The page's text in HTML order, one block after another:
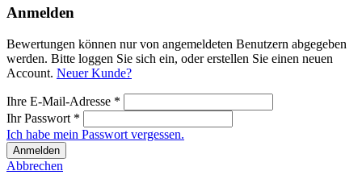
Anmelden
Bewertungen können nur von angemeldeten Benutzern abgegeben
werden. Bitte loggen Sie sich ein, oder erstellen Sie einen neuen
Account. Neuer Kunde?
Ihre E-Mail-Adresse *
Ihr Passwort *
Ich habe mein Passwort vergessen.
Anmelden
Abbrechen